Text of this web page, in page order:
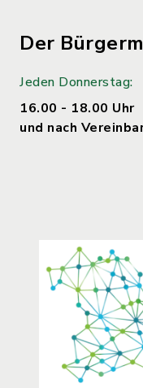
Der
Jeden Donnerstag:
16.00 - 18.00 Uhr
und nach